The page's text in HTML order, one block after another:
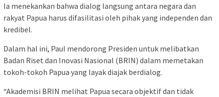
Ia menekankan bahwa dialog langsung antara negara dan
rakyat Papua harus difasilitasi oleh pihak yang independen dan
kredibel.
Dalam hal ini, Paul mendorong Presiden untuk melibatkan
Badan Riset dan Inovasi Nasional (BRIN) dalam memetakan
tokoh-tokoh Papua yang layak diajak berdialog.
“Akademisi BRIN melihat Papua secara objektif dan tidak